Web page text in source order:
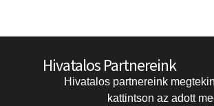
Hivatalos Partnereink
Hivatalos partnereink
kattintson az adott